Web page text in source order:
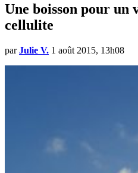
Une boisson pour un
cellulite
par Julie V. 1 août 2015, 13h08